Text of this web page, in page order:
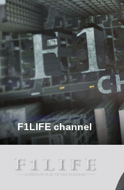
F1LIFE channel